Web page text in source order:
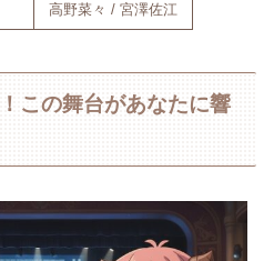
高野菜々 / 宮澤佐江
この舞台があなたに響